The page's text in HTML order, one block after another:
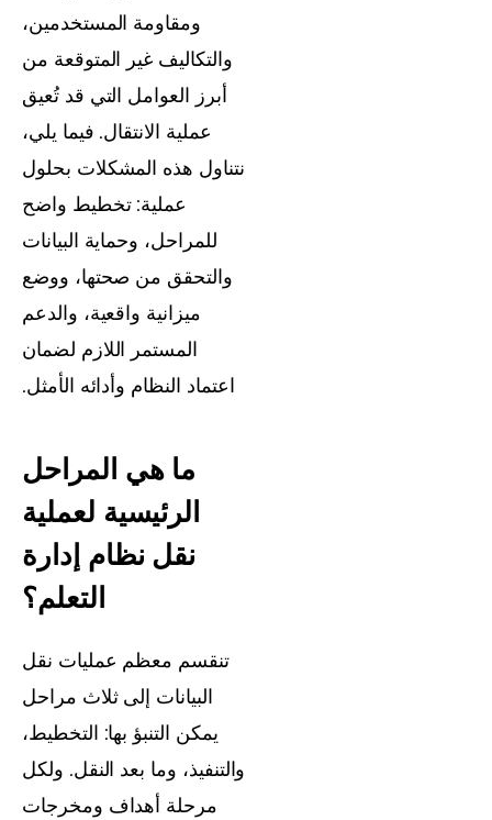
ومقاومة المستخدمين،
والتكاليف غير المتوقعة من
أبرز العوامل التي قد تُعيق
عملية الانتقال. فيما يلي،
نتناول هذه المشكلات بحلول
عملية: تخطيط واضح
للمراحل، وحماية البيانات
والتحقق من صحتها، ووضع
ميزانية واقعية، والدعم
المستمر اللازم لضمان
اعتماد النظام وأدائه الأمثل.
ما هي المراحل
الرئيسية لعملية
نقل نظام إدارة
التعلم؟
تنقسم معظم عمليات نقل
البيانات إلى ثلاث مراحل
يمكن التنبؤ بها: التخطيط،
والتنفيذ، وما بعد النقل. ولكل
مرحلة أهداف ومخرجات